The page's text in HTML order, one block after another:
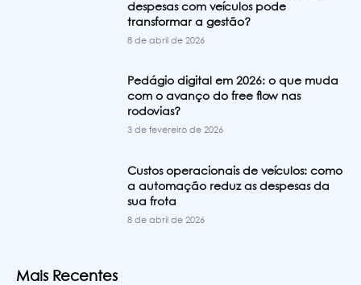
despesas com veículos pode
transformar a gestão?
8 de abril de 2026
Pedágio digital em 2026: o que muda
com o avanço do free flow nas
rodovias?
3 de fevereiro de 2026
Custos operacionais de veículos: como
a automação reduz as despesas da
sua frota
8 de abril de 2026
Mais Recentes